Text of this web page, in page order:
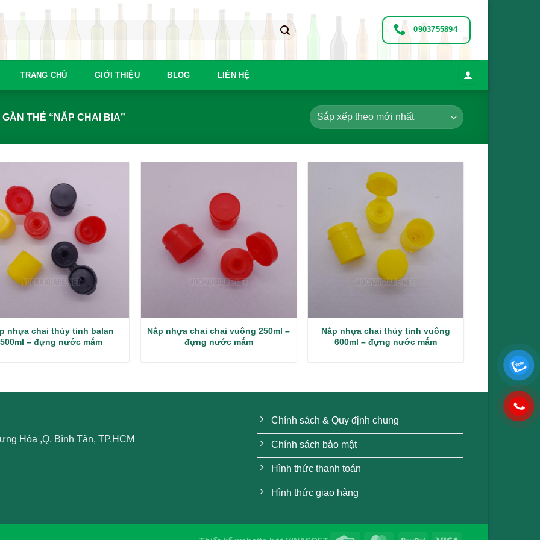
0903755894
TRANG CHỦ GIỚI THIỆU BLOG LIÊN HỆ
THẺ “NẮP CHAI BIA”
nhựa chai thủy tinh balan
500ml – đựng nước mắm
Nắp nhựa chai chai vuông 250ml –
đựng nước mắm
Nắp nhựa chai thủy tinh vuông
600ml – đựng nước mắm
Hòa ,Q. Bình Tân, TP.HCM
Chính sách & Quy định chung
Chính sách bảo mật
Hình thức thanh toán
Hình thức giao hàng